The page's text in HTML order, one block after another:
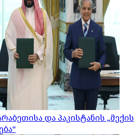
და პაკისტანის „მექის